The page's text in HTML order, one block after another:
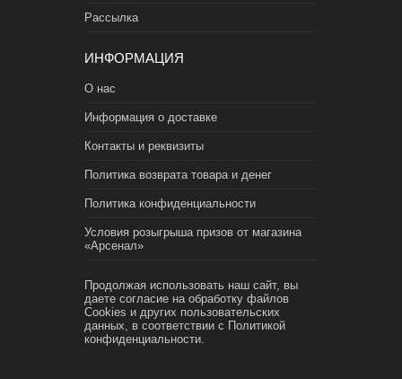
Рассылка
ИНФОРМАЦИЯ
О нас
Информация о доставке
Контакты и реквизиты
Политика возврата товара и денег
Политика конфиденциальности
Условия розыгрыша призов от магазина
«Арсенал»
Продолжая использовать наш сайт, вы
даете согласие на обработку файлов
Cookies и других пользовательских
данных, в соответствии с Политикой
конфиденциальности.